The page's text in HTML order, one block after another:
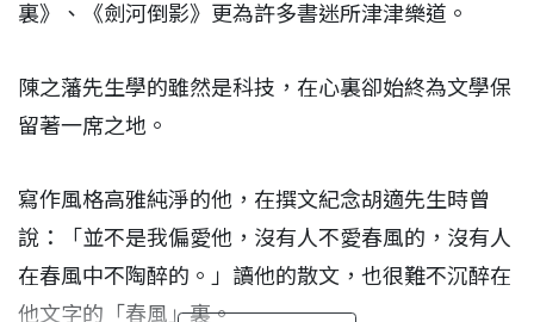
裏》、《劍河倒影》更為許多書迷所津津樂道。
陳之藩先生學的雖然是科技，在心裏卻始終為文學保
留著一席之地。
寫作風格高雅純淨的他，在撰文紀念胡適先生時曾
說：「並不是我偏愛他，沒有人不愛春風的，沒有人
在春風中不陶醉的。」讀他的散文，也很難不沉醉在
他文字的「春風」裏。